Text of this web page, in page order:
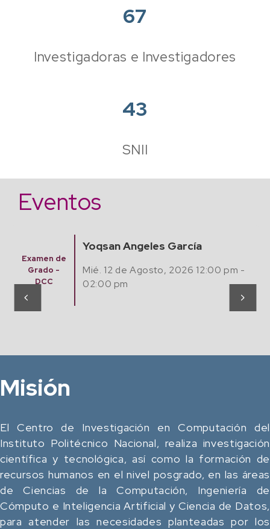
67
Investigadoras e Investigadores
43
SNII
Eventos
Examen
Predoctor
Abraham Alejandro Salazar
Jue. 13 de Agosto, 2026 12:00 pm -
Misión
El Centro de Investigación en Computación del
Instituto Politécnico Nacional, realiza investigación
científica y tecnológica, así como la formación de
recursos humanos en el nivel posgrado, en las áreas
de Ciencias de la Computación, Ingeniería de
Cómputo e Inteligencia Artificial y Ciencia de Datos,
para atender las necesidades planteadas por los